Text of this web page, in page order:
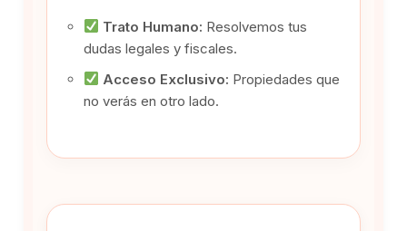
Trato Humano: Resolvemos tus
dudas legales y fiscales.
Acceso Exclusivo: Propiedades que
no verás en otro lado.